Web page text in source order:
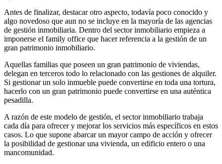
Antes de finalizar, destacar otro aspecto, todavía poco conocido y
algo novedoso que aun no se incluye en la mayoría de las agencias
de gestión inmobiliaria. Dentro del sector inmobiliario empieza a
imponerse el family office que hacer referencia a la gestión de un
gran patrimonio inmobiliario.
Aquellas familias que poseen un gran patrimonio de viviendas,
delegan en terceros todo lo relacionado con las gestiones de alquiler.
Si gestionar un solo inmueble puede convertirse en toda una tortura,
hacerlo con un gran patrimonio puede convertirse en una auténtica
pesadilla.
A razón de este modelo de gestión, el sector inmobiliario trabaja
cada día para ofrecer y mejorar los servicios más específicos en estos
casos. Lo que supone abarcar un mayor campo de acción y ofrecer
la posibilidad de gestionar una vivienda, un edificio entero o una
mancomunidad.